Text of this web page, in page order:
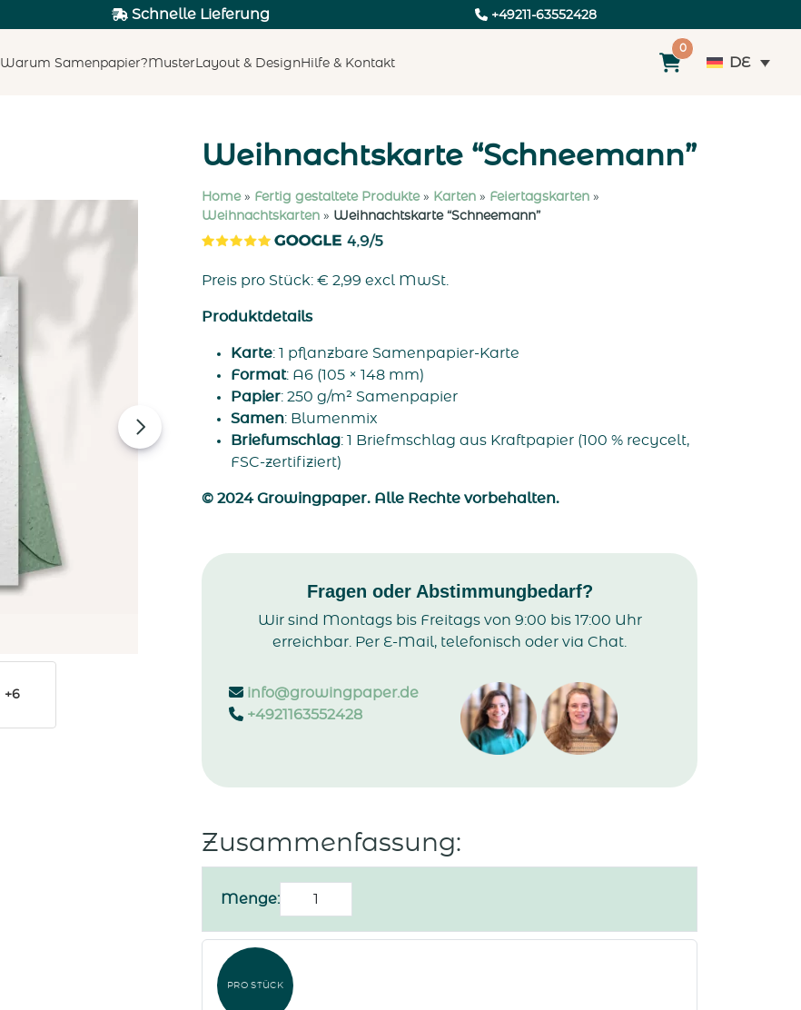
Schnelle Lieferung +49211-63552428
Warum Samenpapier? Muster Layout & DesignHilfe & Kontakt
0
DE
+6
Weihnachtskarte “Schneemann”
Home» Fertig gestaltete Produkte» Karten » Feiertagskarten »
Weihnachtskarten » Weihnachtskarte “Schneemann”
Preis pro Stück: € 2,99 excl MwSt.
Produktdetails
Karte: 1 pflanzbare Samenpapier-Karte
Format: A6 (105 × 148 mm)
Papier: 250 g/m² Samenpapier
Samen: Blumenmix
Briefumschlag: 1 Briefmschlag aus Kraftpapier (100 % recycelt,
FSC-zertifiziert)
© 2024 Growingpaper. Alle Rechte vorbehalten.
Fragen oder Abstimmungbedarf?
Wir sind Montags bis Freitags von 9:00 bis 17:00 Uhr
erreichbar. Per E-Mail, telefonisch oder via Chat.
info@growingpaper.de
+4921163552428
Zusammenfassung:
Menge:Weihnachtskarte
Menge
PRO STÜCK